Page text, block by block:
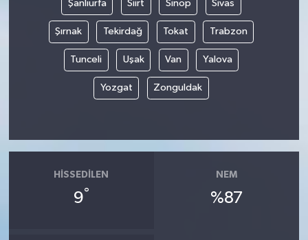
Şanlıurfa Siirt Sinop Sivas
Şırnak Tekirdağ Tokat Trabzon
Tunceli Uşak Van Yalova
Yozgat Zonguldak
HISSEDILEN
9°
NEM
%87